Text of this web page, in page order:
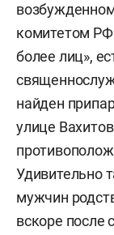
комитетом РФ
более лиц»,
найден
улице
Удивительно
мужчин
вскоре после